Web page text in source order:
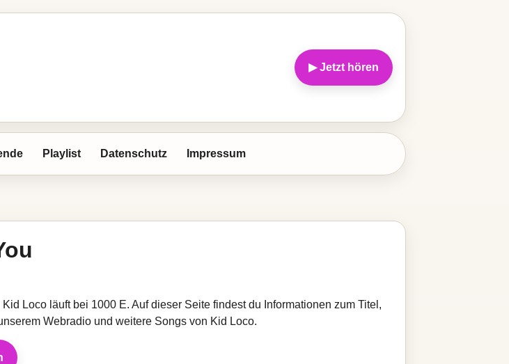
▶ Jetzt hören
Playlist Datenschutz Impressum
Kid Loco läuft bei 1000 E. Auf dieser Seite findest du Informationen zum Titel,
Webradio und weitere Songs von Kid Loco.